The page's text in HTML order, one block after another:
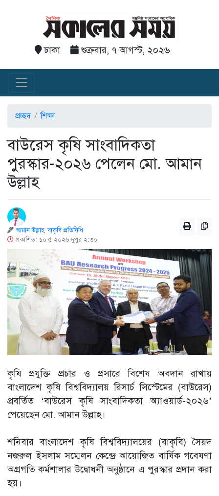
ঢাকা শুক্রবার, ৭ আগস্ট, ২০২৬
প্রচ্ছদ শিক্ষা
বাউরেস কৃষি সাংবাদিকতা
পুরস্কার-২০২৬ পেলেন মো. আমান
উল্লাহ
আমান উল্লাহ, বাকৃবি প্রতিনিধি
প্রকাশিত: ১০-৫-২০২৬ দুপুর ২:৩০
কৃষি প্রযুক্তি প্রচার ও প্রসারে বিশেষ অবদান রাখায়
বাংলাদেশ কৃষি বিশ্ববিদ্যালয় রিসার্চ সিস্টেমের (বাউরেস)
প্রবর্তিত ‘বাউরেস কৃষি সাংবাদিকতা অ্যাওয়ার্ড-২০২৬’
পেয়েছেন মো. আমান উল্লাহ।
শনিবার বাংলাদেশ কৃষি বিশ্ববিদ্যালয়ের (বাকৃবি) সৈয়দ
নজরুল ইসলাম সম্মেলন কেন্দ্রে আয়োজিত বার্ষিক গবেষণা
অগ্রগতি কর্মশালার উদ্বোধনী অনুষ্ঠানে এ পুরস্কার প্রদান করা
হয়।